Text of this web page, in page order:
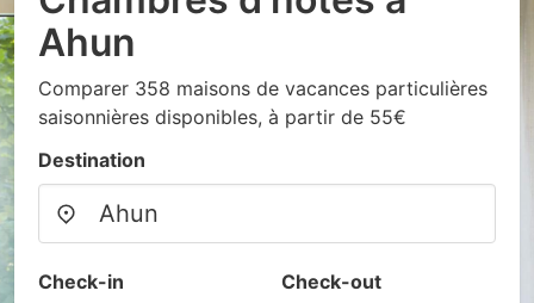
Ahun
Comparer 358 maisons de vacances particulières
saisonnières disponibles, à partir de 55€
Destination
Check-in Check-out